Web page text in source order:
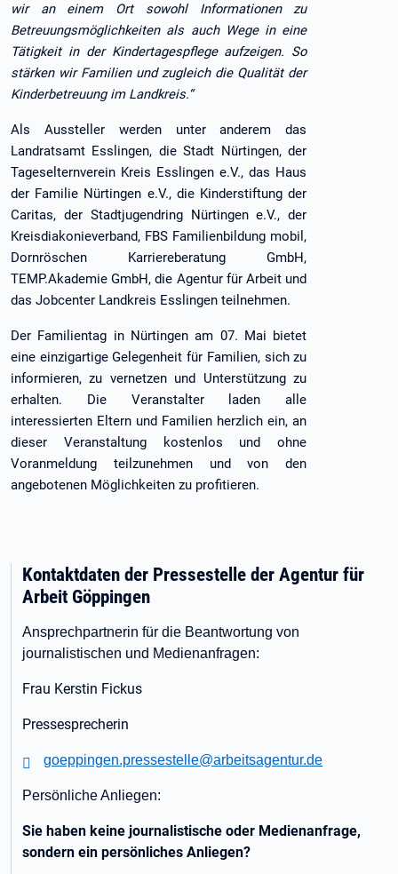
wir an einem Ort sowohl Informationen zu
Betreuungsmöglichkeiten als auch Wege in eine
Tätigkeit in der Kindertagespflege aufzeigen. So
stärken wir Familien und zugleich die Qualität der
Kinderbetreuung im Landkreis.“
Als Aussteller werden unter anderem das
Landratsamt Esslingen, die Stadt Nürtingen, der
Tageselternverein Kreis Esslingen e.V., das Haus
der Familie Nürtingen e.V., die Kinderstiftung der
Caritas, der Stadtjugendring Nürtingen e.V., der
Kreisdiakonieverband, FBS Familienbildung mobil,
Dornröschen Karriereberatung GmbH,
TEMP.Akademie GmbH, die Agentur für Arbeit und
das Jobcenter Landkreis Esslingen teilnehmen.
Der Familientag in Nürtingen am 07. Mai bietet
eine einzigartige Gelegenheit für Familien, sich zu
informieren, zu vernetzen und Unterstützung zu
erhalten. Die Veranstalter laden alle
interessierten Eltern und Familien herzlich ein, an
dieser Veranstaltung kostenlos und ohne
Voranmeldung teilzunehmen und von den
angebotenen Möglichkeiten zu profitieren.
Kontaktdaten der Pressestelle der Agentur für
Arbeit Göppingen
Ansprechpartnerin für die Beantwortung von
journalistischen und Medienanfragen:
Frau Kerstin Fickus
Pressesprecherin
goeppingen.pressestelle@arbeitsagentur.de
Persönliche Anliegen:
Sie haben keine journalistische oder Medienanfrage,
sondern ein persönliches Anliegen?